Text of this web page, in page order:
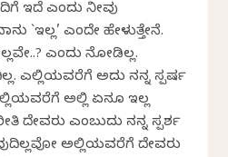
ಇದೆ ಎಂದು ನೀವು
`ಇಲ್ಲ’ ಎಂದೇ ಹೇಳುತ್ತೇನೆ.
ಎಂದು ನೋಡಿಲ್ಲ.
ಎಲ್ಲಿಯವರೆಗೆ ಅದು ನನ್ನ ಸ್ಪರ್ಷ
ಅಲ್ಲಿ ಏನೂ ಇಲ್ಲ
ದೇವರು ಎಂಬುದು ನನ್ನ ಸ್ಪರ್ಶ
ಅಲ್ಲಿಯವರೆಗೆ ದೇವರು